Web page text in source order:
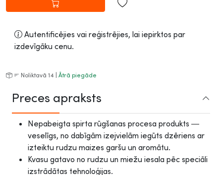
Autentificējies vai reģistrējies, lai iepirktos par
izdevīgāku cenu.
Noliktavā 14 | Ātrā piegāde
Preces apraksts
Nepabeigta spirta rūgšanas procesa produkts —
veselīgs, no dabīgām izejvielām iegūts dzēriens ar
izteiktu rudzu maizes garšu un aromātu.
Kvasu gatavo no rudzu un miežu iesala pēc speciāli
izstrādātas tehnoloģijas.